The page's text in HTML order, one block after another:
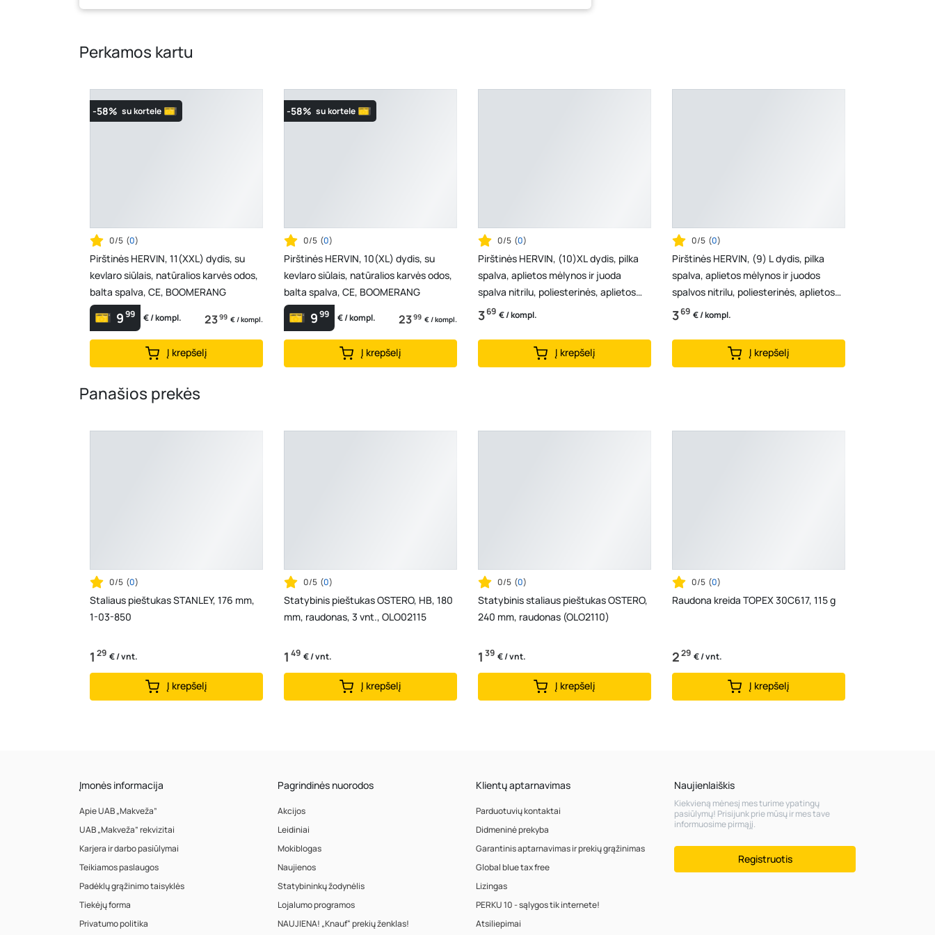
Perkamos kartu
-58% su kortele
0/5 (0)
Pirštinės HERVIN, 11(XXL) dydis, su
kevlaro siūlais, natūralios karvės odos,
balta spalva, CE, BOOMERANG
999 € / kompl. 2399 € / kompl.
Į krepšelį
-58% su kortele
0/5 (0)
Pirštinės HERVIN, 10(XL) dydis, su
kevlaro siūlais, natūralios karvės odos,
balta spalva, CE, BOOMERANG
999 € / kompl. 2399 € / kompl.
Į krepšelį
0/5 (0)
Pirštinės HERVIN, (10)XL dydis, pilka
spalva, aplietos mėlynos ir juoda
spalva nitrilu, poliesterinės, aplietos
dvigubo ...
369 € / kompl.
Į krepšelį
0/5 (0)
Pirštinės HERVIN, (9) L dydis, pilka
spalva, aplietos mėlynos ir juodos
spalvos nitrilu, poliesterinės, aplietos
dvigubo...
369 € / kompl.
Į krepšelį
Panašios prekės
0/5 (0)
Staliaus pieštukas STANLEY, 176 mm,
1-03-850
1 29 € / vnt.
Į krepšelį
0/5 (0)
Statybinis pieštukas OSTERO, HB, 180
mm, raudonas, 3 vnt., OLO02115
1 49 € / vnt.
Į krepšelį
0/5 (0)
Statybinis staliaus pieštukas OSTERO,
240 mm, raudonas (OLO2110)
1 39 € / vnt.
Į krepšelį
0/5 (0)
Raudona kreida TOPEX 30C617, 115 g
229 € / vnt.
Į krepšelį
Įmonės informacija
Apie UAB „Makveža”
UAB „Makveža” rekvizitai
Karjera ir darbo pasiūlymai
Teikiamos paslaugos
Padėklų grąžinimo taisyklės
Tiekėjų forma
Privatumo politika
Pagrindinės nuorodos
Akcijos
Leidiniai
Mokiblogas
Naujienos
Statybininkų žodynėlis
Lojalumo programos
NAUJIENA! „Knauf“ prekių ženklas!
Klientų aptarnavimas
Parduotuvių kontaktai
Didmeninė prekyba
Garantinis aptarnavimas ir prekių grąžinimas
Global blue tax free
Lizingas
PERKU 10 - sąlygos tik internete!
Atsiliepimai
Naujienlaiškis
Kiekvieną mėnesį mes turime ypatingų
pasiūlymų! Prisijunk prie mūsų ir mes tave
informuosime pirmąjį.
Registruotis